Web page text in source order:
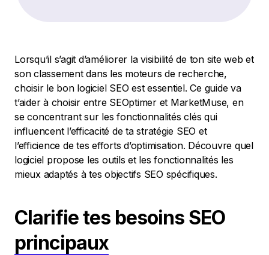
Lorsqu’il s’agit d’améliorer la visibilité de ton site web et
son classement dans les moteurs de recherche,
choisir le bon logiciel SEO est essentiel. Ce guide va
t’aider à choisir entre SEOptimer et MarketMuse, en
se concentrant sur les fonctionnalités clés qui
influencent l’efficacité de ta stratégie SEO et
l’efficience de tes efforts d’optimisation. Découvre quel
logiciel propose les outils et les fonctionnalités les
mieux adaptés à tes objectifs SEO spécifiques.
Clarifie tes besoins SEO
principaux